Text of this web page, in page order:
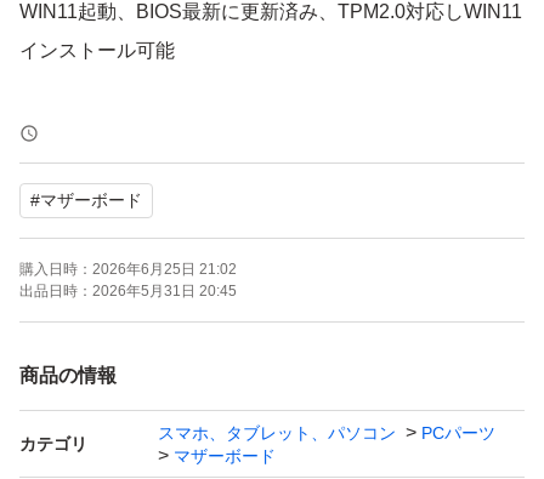
WIN11起動、BIOS最新に更新済み、TPM2.0対応しWIN11
インストール可能
「発送詳細」
二日に一回のペースで発送作業をしています
お支払い完了から48時間以内に発送致します
#マザーボード
購入日時： 2026年6月25日 21:02
出品日時： 2026年5月31日 20:45
商品の情報
カテゴリ
スマホ、タブレット、パソコン
PCパーツ
マザーボード